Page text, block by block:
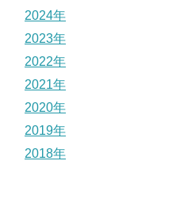
2024年
2023年
2022年
2021年
2020年
2019年
2018年